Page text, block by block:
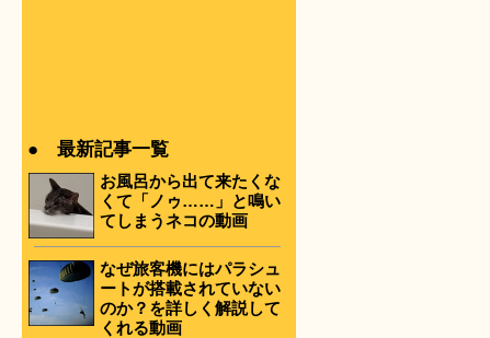
● 最新記事一覧
お風呂から出て来たくな
くて「ノゥ……」と鳴い
てしまうネコの動画
なぜ旅客機にはパラシュ
ートが搭載されていない
のか？を詳しく解説して
くれる動画